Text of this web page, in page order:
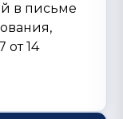
в письме
от 14